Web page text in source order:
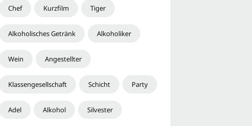
Chef Kurzfilm Tiger
Alkoholisches Getränk Alkoholiker
Wein Angestellter
Klassengesellschaft Schicht Party
Adel Alkohol Silvester